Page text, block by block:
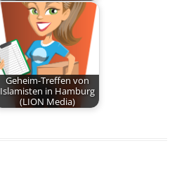
Geheim-Treffen von
Islamisten in Hamburg
(LION Media)